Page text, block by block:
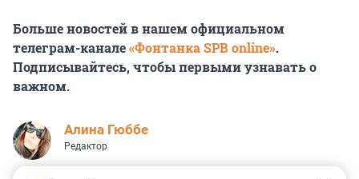
Больше новостей в нашем официальном
телеграм-канале«Фонтанка SPB online».
Подписывайтесь, чтобы первыми узнавать о
важном.
Алина Гюббе
Редактор